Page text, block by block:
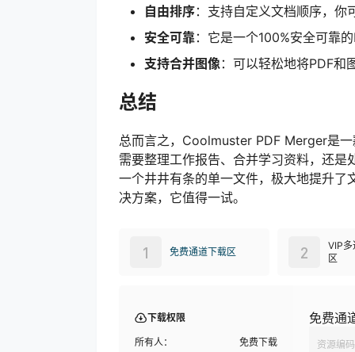
自由排序：支持自定义文档顺序，你
安全可靠 ：它是一个100%安全可靠
支持合并图像 ：可以轻松地将PDF和
总结
总而言之，Coolmuster PDF Merger是
需要整理工作报告、合并学习资料，还
一个井井有条的单一文件，极大地提升了
决方案，它值得一试。
免费通道下载区
1
VIP
区
2
下载权限
所有人： 免费下载
免费通
资源编